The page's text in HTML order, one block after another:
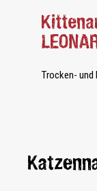
Trocken-